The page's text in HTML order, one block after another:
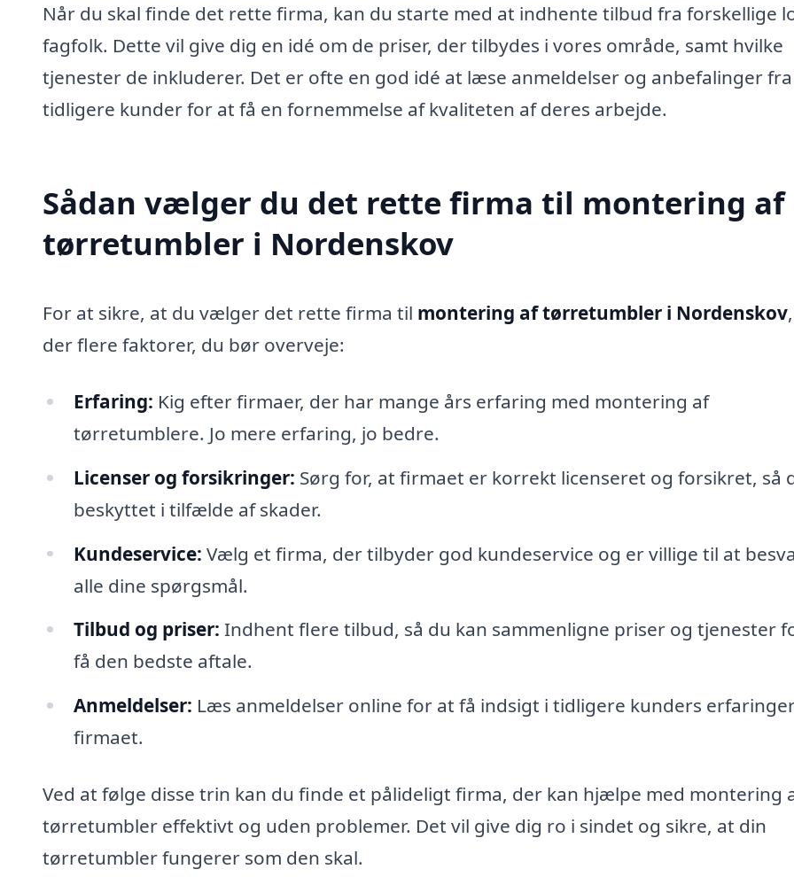
Når du skal finde det rette firma, kan du starte med at indhente tilbud fra forskellige
fagfolk. Dette vil give dig en idé om de priser, der tilbydes i vores område, samt hvilke
tjenester de inkluderer. Det er ofte en god idé at læse anmeldelser og anbefalinger fra
tidligere kunder for at få en fornemmelse af kvaliteten af deres arbejde.
Sådan vælger du det rette firma til montering af
tørretumbler i Nordenskov
For at sikre, at du vælger det rette firma til montering af tørretumbler i Nordenskov
der flere faktorer, du bør overveje:
Erfaring: Kig efter firmaer, der har mange års erfaring med montering af
tørretumblere. Jo mere erfaring, jo bedre.
Licenser og forsikringer: Sørg for, at firmaet er korrekt licenseret og forsikret, så
beskyttet i tilfælde af skader.
Kundeservice: Vælg et firma, der tilbyder god kundeservice og er villige til at
alle dine spørgsmål.
Tilbud og priser: Indhent flere tilbud, så du kan sammenligne priser og tjenester
få den bedste aftale.
Anmeldelser: Læs anmeldelser online for at få indsigt i tidligere kunders
firmaet.
Ved at følge disse trin kan du finde et pålideligt firma, der kan hjælpe med montering
tørretumbler effektivt og uden problemer. Det vil give dig ro i sindet og sikre, at din
tørretumbler fungerer som den skal.